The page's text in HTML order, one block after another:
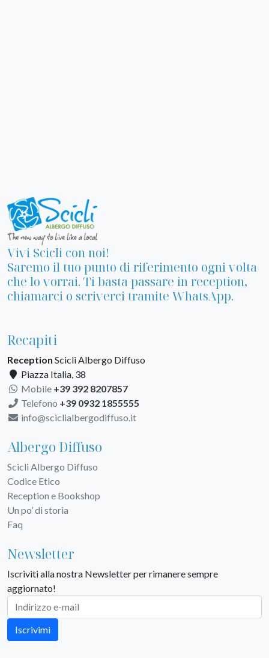
Vivi Scicli con noi!
Saremo il tuo punto di riferimento ogni volta
che lo vorrai. Ti basta passare in reception,
chiamarci o scriverci tramite WhatsApp.
Recapiti
Reception Scicli Albergo Diffuso
Piazza Italia, 38
Mobile +39 392 8207857
Telefono +39 0932 1855555
info@sciclialbergodiffuso.it
Albergo Diffuso
Scicli Albergo Diffuso
Codice Etico
Reception e Bookshop
Un po’ di storia
Faq
Newsletter
Iscriviti alla nostra Newsletter per rimanere sempre
aggiornato!
Iscrivimi